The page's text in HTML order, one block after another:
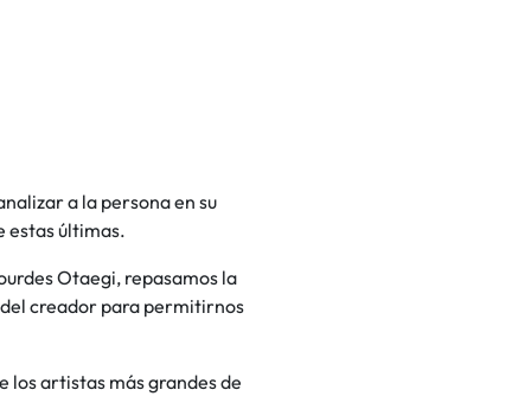
a la persona en su
estas últimas.
Otaegi, repasamos la
creador para permitirnos
los artistas más grandes de